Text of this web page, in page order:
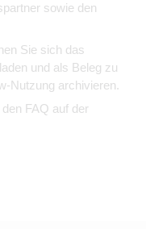
sowie den
Sie sich das
und als Beleg zu
Nutzung archivieren.
FAQ auf der